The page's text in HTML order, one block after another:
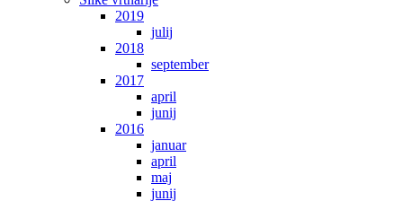
2019
julij
2018
september
2017
april
junij
2016
januar
april
maj
junij